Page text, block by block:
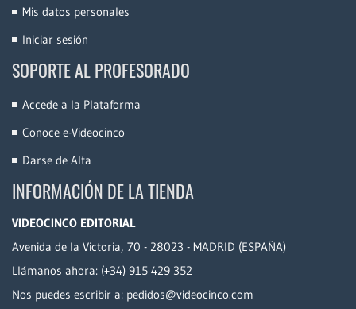
Mis datos personales
Iniciar sesión
SOPORTE AL PROFESORADO
Accede a la Plataforma
Conoce e-Videocinco
Darse de Alta
INFORMACIÓN DE LA TIENDA
VIDEOCINCO EDITORIAL
Avenida de la Victoria, 70 - 28023 - MADRID (ESPAÑA)
Llámanos ahora: (+34) 915 429 352
Nos puedes escribir a: pedidos@videocinco.com